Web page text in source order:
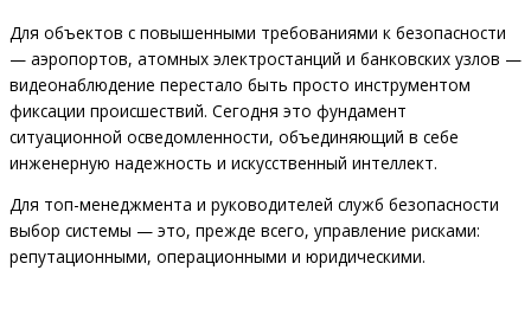
Для объектов с повышенными требованиями к безопасности
— аэропортов, атомных электростанций и банковских узлов —
видеонаблюдение перестало быть просто инструментом
фиксации происшествий. Сегодня это фундамент
ситуационной осведомленности, объединяющий в себе
инженерную надежность и искусственный интеллект.
Для топ-менеджмента и руководителей служб безопасности
выбор системы — это, прежде всего, управление рисками:
репутационными, операционными и юридическими.